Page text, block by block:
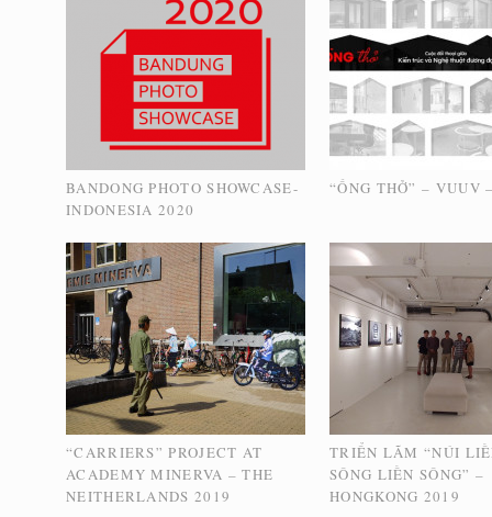
BANDONG PHOTO SHOWCASE-
INDONESIA 2020
“ỐNG THỞ” – VUUV
“CARRIERS” PROJECT AT
ACADEMY MINERVA – THE
NEITHERLANDS 2019
TRIỂN LÃM “NÚI
SÔNG LIỀN SÔNG” –
HONGKONG 2019